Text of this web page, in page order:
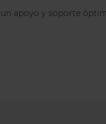
se eliminen
apoyo y soporte